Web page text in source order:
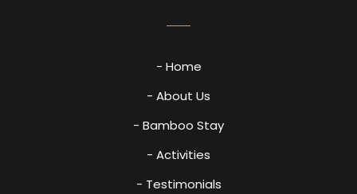
- Home
- About Us
- Bamboo Stay
- Activities
- Testimonials